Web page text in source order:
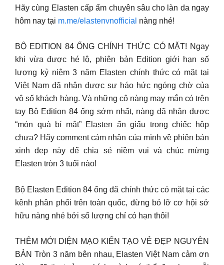
Hãy cùng Elasten cấp ẩm chuyên sâu cho làn da ngay
hôm nay tại m.me/elastenvnofficial nàng nhé!
BỘ EDITION 84 ỐNG CHÍNH THỨC CÓ MẶT! Ngay
khi vừa được hé lộ, phiên bản Edition giới hạn số
lượng kỷ niệm 3 năm Elasten chính thức có mặt tại
Việt Nam đã nhận được sự háo hức ngóng chờ của
vô số khách hàng. Và những cô nàng may mắn có trên
tay Bộ Edition 84 ống sớm nhất, nàng đã nhận được
“món quà bí mật” Elasten ẩn giấu trong chiếc hộp
chưa? Hãy comment cảm nhận của mình về phiên bản
xinh đẹp này để chia sẻ niềm vui và chúc mừng
Elasten tròn 3 tuổi nào!
Bộ Elasten Edition 84 ống đã chính thức có mặt tại các
kênh phân phối trên toàn quốc, đừng bỏ lỡ cơ hội sở
hữu nàng nhé bởi số lượng chỉ có hạn thôi!
THÊM MỚI DIỆN MẠO KIẾN TẠO VẺ ĐẸP NGUYÊN
BẢN Tròn 3 năm bên nhau, Elasten Việt Nam cảm ơn